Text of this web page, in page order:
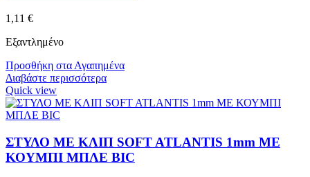
1,11 €
Εξαντλημένο
Προσθήκη στα Αγαπημένα
Διαβάστε περισσότερα
Quick view
ΣΤΥΛΟ ΜΕ ΚΛΙΠ SOFT ATLANTIS 1mm ΜΕ
ΚΟΥΜΠΙ ΜΠΛΕ BIC